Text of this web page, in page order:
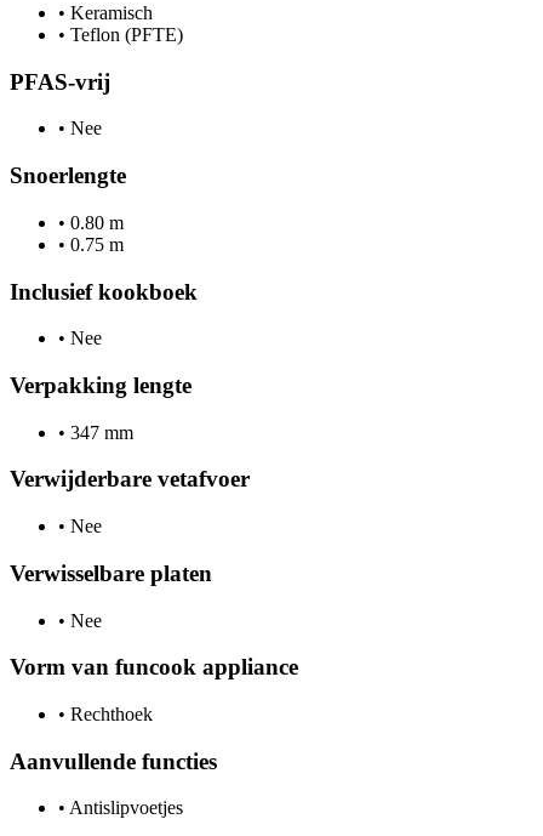
• Keramisch
• Teflon (PFTE)
PFAS-vrij
• Nee
Snoerlengte
• 0.80 m
• 0.75 m
Inclusief kookboek
• Nee
Verpakking lengte
• 347 mm
Verwijderbare vetafvoer
• Nee
Verwisselbare platen
• Nee
Vorm van funcook appliance
• Rechthoek
Aanvullende functies
• Antislipvoetjes